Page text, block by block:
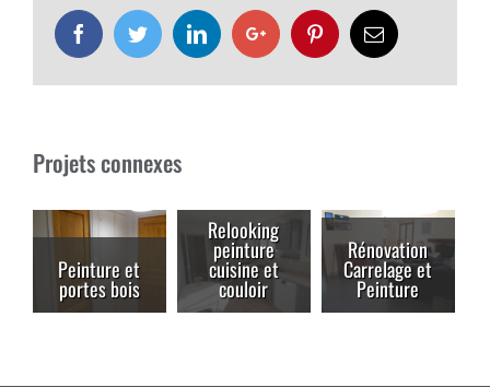
FacebookTwitterLinkedInGoogle+ PinterestEmail
Projets connexes
Peinture et
portes bois
Relooking
peinture
cuisine et
couloir
Rénovation
Carrelage et
Peinture